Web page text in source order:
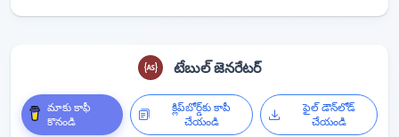
టేబుల్ జెనరేటర్
మాకు కాఫీ
కొనండి
క్లిప్‌బోర్డ్‌కు కాపీ
చేయండి
ఫైల్ డౌన్‌లోడ్
చేయండి